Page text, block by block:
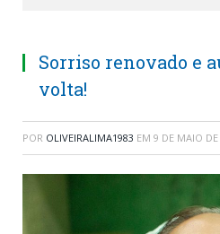
Sorriso renovado e
volta!
POR OLIVEIRALIMA1983 EM 9 DE MAIO